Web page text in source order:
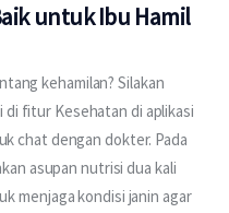
untuk Ibu Hamil
kehamilan? Silakan
fitur Kesehatan di aplikasi
chat dengan dokter. Pada
asupan nutrisi dua kali
menjaga kondisi janin agar